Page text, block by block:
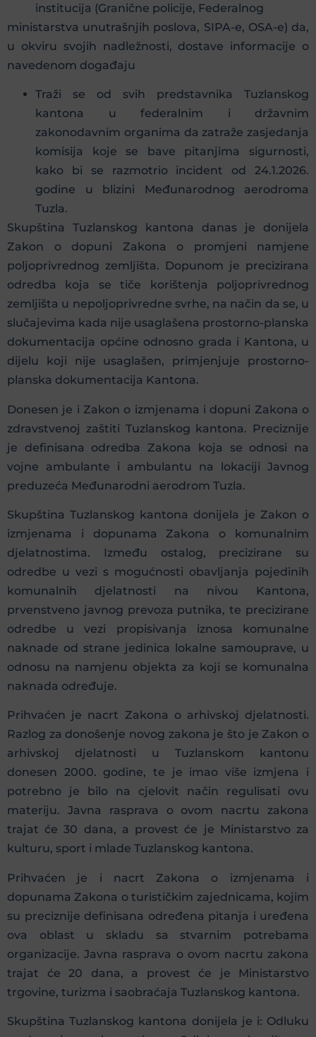
institucija (Granične policije, Federalnog
ministarstva unutrašnjih poslova, SIPA-e, OSA-e) da,
u okviru svojih nadležnosti, dostave informacije o
navedenom događaju
Traži se od svih predstavnika Tuzlanskog
kantona u federalnim i državnim
zakonodavnim organima da zatraže zasjedanja
komisija koje se bave pitanjima sigurnosti,
kako bi se razmotrio incident od 24.1.2026.
godine u blizini Međunarodnog aerodroma
Tuzla.
Skupština Tuzlanskog kantona danas je donijela
Zakon o dopuni Zakona o promjeni namjene
poljoprivrednog zemljišta. Dopunom je precizirana
odredba koja se tiče korištenja poljoprivrednog
zemljišta u nepoljoprivredne svrhe, na način da se, u
slučajevima kada nije usaglašena prostorno-planska
dokumentacija općine odnosno grada i Kantona, u
dijelu koji nije usaglašen, primjenjuje prostorno-
planska dokumentacija Kantona.
Donesen je i Zakon o izmjenama i dopuni Zakona o
zdravstvenoj zaštiti Tuzlanskog kantona. Preciznije
je definisana odredba Zakona koja se odnosi na
vojne ambulante i ambulantu na lokaciji Javnog
preduzeća Međunarodni aerodrom Tuzla.
Skupština Tuzlanskog kantona donijela je Zakon o
izmjenama i dopunama Zakona o komunalnim
djelatnostima. Između ostalog, precizirane su
odredbe u vezi s mogućnosti obavljanja pojedinih
komunalnih djelatnosti na nivou Kantona,
prvenstveno javnog prevoza putnika, te precizirane
odredbe u vezi propisivanja iznosa komunalne
naknade od strane jedinica lokalne samouprave, u
odnosu na namjenu objekta za koji se komunalna
naknada određuje.
Prihvaćen je nacrt Zakona o arhivskoj djelatnosti.
Razlog za donošenje novog zakona je što je Zakon o
arhivskoj djelatnosti u Tuzlanskom kantonu
donesen 2000. godine, te je imao više izmjena i
potrebno je bilo na cjelovit način regulisati ovu
materiju. Javna rasprava o ovom nacrtu zakona
trajat će 30 dana, a provest će je Ministarstvo za
kulturu, sport i mlade Tuzlanskog kantona.
Prihvaćen je i nacrt Zakona o izmjenama i
dopunama Zakona o turističkim zajednicama, kojim
su preciznije definisana određena pitanja i uređena
ova oblast u skladu sa stvarnim potrebama
organizacije. Javna rasprava o ovom nacrtu zakona
trajat će 20 dana, a provest će je Ministarstvo
trgovine, turizma i saobraćaja Tuzlanskog kantona.
Skupština Tuzlanskog kantona donijela je i: Odluku